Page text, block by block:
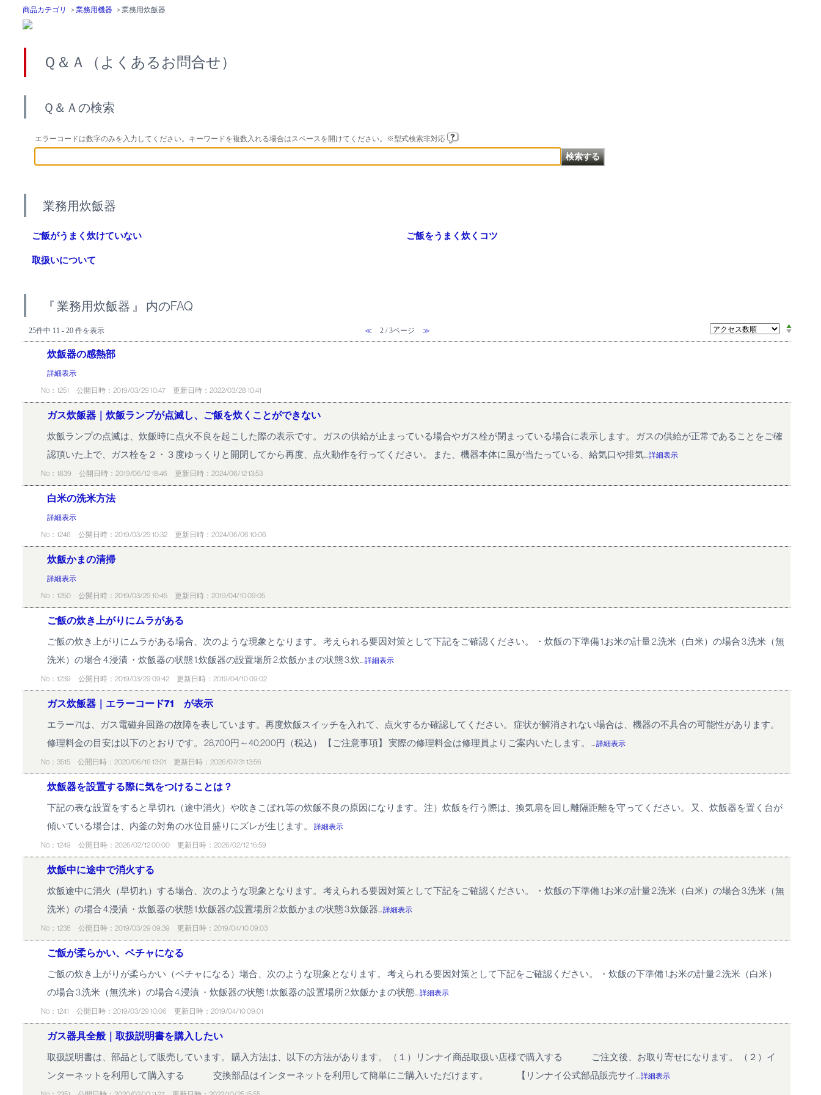
商品カテゴリ >業務用機器 >業務用炊飯器
Ｑ＆Ａ（よくあるお問合せ）
Ｑ＆Ａの検索
エラーコードは数字のみを入力してください。キーワードを複数入れる場合はスペースを開けてください。※型式検索非対応
業務用炊飯器
ご飯がうまく炊けていない ご飯をうまく炊くコツ
取扱いについて
『 業務用炊飯器 』 内のFAQ
25件中 11 - 20 件を表示 ≪ 2 / 3ページ ≫
炊飯器の感熱部
詳細表示
No：1251
公開日時：2019/03/29 10:47 更新日時：2022/03/28 10:41
ガス炊飯器｜炊飯ランプが点滅し、ご飯を炊くことができない
炊飯ランプの点滅は、炊飯時に点火不良を起こした際の表示です。 ガスの供給が止まっている場合やガス栓が閉まっている場合に表示します。 ガスの供給が正常であることをご確
認頂いた上で、ガス栓を２・３度ゆっくりと開閉してから再度、点火動作を行ってください。 また、機器本体に風が当たっている、給気口や排気...詳細表示
No：1839 公開日時：2019/06/12 18:46 更新日時：2024/06/12 13:53
白米の洗米方法
詳細表示
No：1246
公開日時：2019/03/29 10:32 更新日時：2024/06/06 10:06
炊飯かまの清掃
詳細表示
No：1250
公開日時：2019/03/29 10:45 更新日時：2019/04/10 09:05
ご飯の炊き上がりにムラがある
ご飯の炊き上がりにムラがある場合、次のような現象となります。 考えられる要因対策として下記をご確認ください。 ・炊飯の下準備 1.お米の計量 2.洗米（白米）の場合 3.洗米（無
洗米）の場合 4.浸漬 ・炊飯器の状態 1.炊飯器の設置場所 2.炊飯かまの状態 3.炊...詳細表示
No：1239 公開日時：2019/03/29 09:42 更新日時：2019/04/10 09:02
ガス炊飯器｜エラーコード71 が表示
エラー71は、ガス電磁弁回路の故障を表しています。再度炊飯スイッチを入れて、点火するか確認してください。 症状が解消されない場合は、機器の不具合の可能性があります。
修理料金の目安は以下のとおりです。 28,700円～40,200円（税込） 【ご注意事項】 実際の修理料金は修理員よりご案内いたします。 ...詳細表示
No：3515 公開日時：2020/06/16 13:01 更新日時：2026/07/31 13:56
炊飯器を設置する際に気をつけることは？
下記の表な設置をすると早切れ（途中消火）や吹きこぼれ等の炊飯不良の原因になります。 注）炊飯を行う際は、換気扇を回し離隔距離を守ってください。 又、炊飯器を置く台が
傾いている場合は、内釜の対角の水位目盛りにズレが生じます。
詳細表示
No：1249 公開日時：2026/02/12 00:00 更新日時：2026/02/12 16:59
炊飯中に途中で消火する
炊飯途中に消火（早切れ）する場合、次のような現象となります。 考えられる要因対策として下記をご確認ください。 ・炊飯の下準備 1.お米の計量 2.洗米（白米）の場合 3.洗米（無
洗米）の場合 4.浸漬 ・炊飯器の状態 1.炊飯器の設置場所 2.炊飯かまの状態 3.炊飯器...詳細表示
No：1238 公開日時：2019/03/29 09:39 更新日時：2019/04/10 09:03
ご飯が柔らかい、ベチャになる
ご飯の炊き上がりが柔らかい（ベチャになる）場合、次のような現象となります。 考えられる要因対策として下記をご確認ください。 ・炊飯の下準備 1.お米の計量 2.洗米（白米）
の場合 3.洗米（無洗米）の場合 4.浸漬 ・炊飯器の状態 1.炊飯器の設置場所 2.炊飯かまの状態...詳細表示
No：1241 公開日時：2019/03/29 10:06 更新日時：2019/04/10 09:01
ガス器具全般｜取扱説明書を購入したい
取扱説明書は、部品として販売しています。 購入方法は、以下の方法があります。 （１）リンナイ商品取扱い店様で購入する ご注文後、お取り寄せになります。 （２）イ
ンターネットを利用して購入する 交換部品はインターネットを利用して簡単にご購入いただけます。 【リンナイ公式部品販売サイ...詳細表示